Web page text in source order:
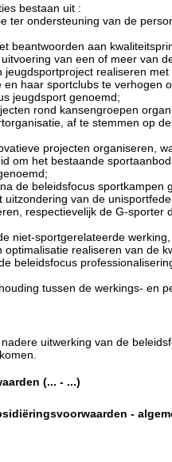
bestaan uit :
ter ondersteuning van de
beantwoorden aan
van een of meer van
realiseren
haar sportclubs te verhogen
jeugdsport genoemd;
rond kansengroepen
af te stemmen op
projecten organiseren,
om het bestaande
de beleidsfocus sportkampen
van de
respectievelijk de G-
niet-sportgerelateerde
realiseren van de
beleidsfocus
tussen de werkings- en
uitwerking van de
(... - ...)
-